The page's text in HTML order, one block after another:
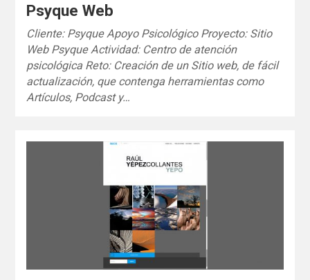
Psyque Web
Cliente: Psyque Apoyo Psicológico Proyecto: Sitio
Web Psyque Actividad: Centro de atención
psicológica Reto: Creación de un Sitio web, de fácil
actualización, que contenga herramientas como
Artículos, Podcast y…